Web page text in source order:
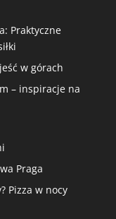
Praktyczne
w górach
– inspiracje na
Praga
Pizza w nocy